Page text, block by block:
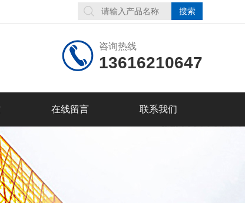
咨询热线
13616210647
在线留言 联系我们